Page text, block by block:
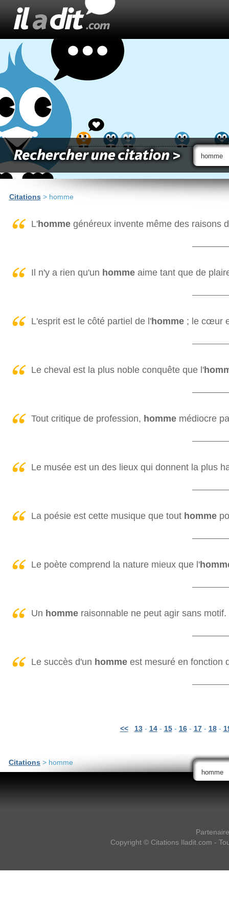
Citations > homme
L'hommegénéreux invente même des raisons
Il n'y a rien qu'un hommeaime tant que de
L'esprit est le côté partiel de l'homme; le cœur
Le cheval est la plus noble conquête que l'
Tout critique de profession, hommemédiocre
Le musée est un des lieux qui donnent la plus
La poésie est cette musique que tout homme
Le poète comprend la nature mieux que l'
Un hommeraisonnable ne peut agir sans motif.
Le succès d'un hommeest mesuré en fonction
<< 13- 14- 15- 16- 17- 18-
Citations > homme
Copyright © Citations Iladit.com -